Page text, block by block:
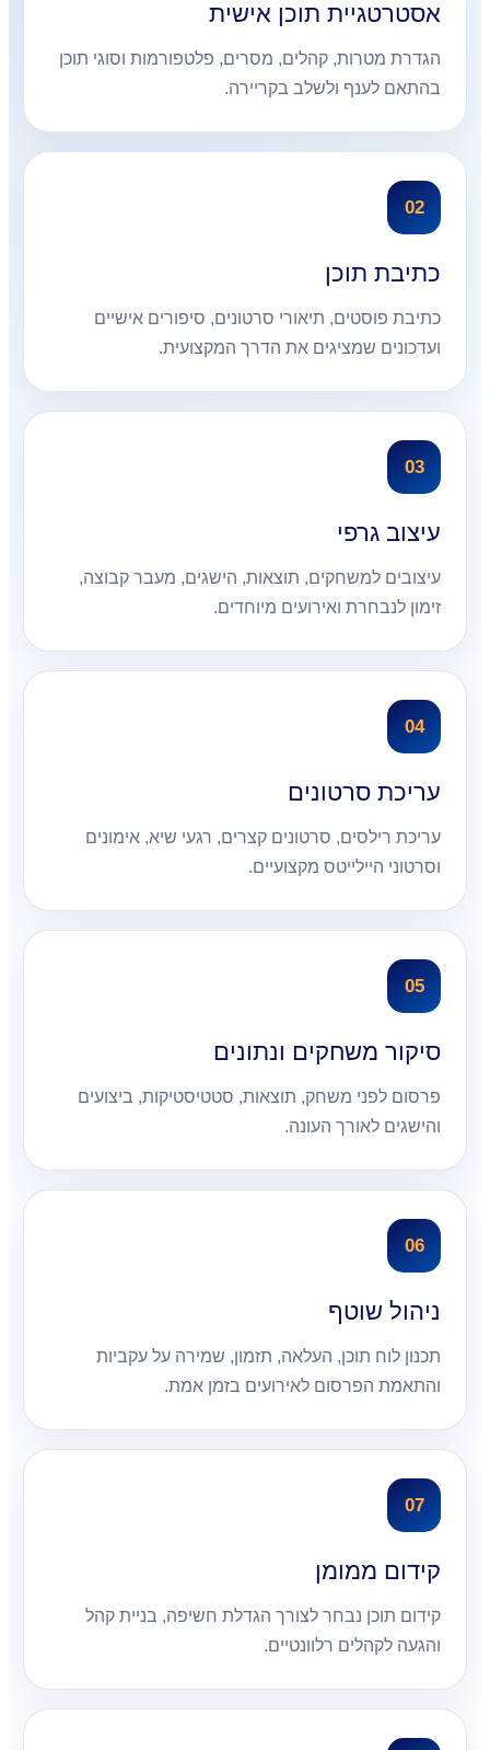
אסטרטגיית תוכן אישית
הגדרת מטרות, קהלים, מסרים, פלטפורמות וסוגי תוכן
בהתאם לענף ולשלב בקריירה.
02
כתיבת תוכן
כתיבת פוסטים, תיאורי סרטונים, סיפורים אישיים
ועדכונים שמציגים את הדרך המקצועית.
03
עיצוב גרפי
עיצובים למשחקים, תוצאות, הישגים, מעבר קבוצה,
זימון לנבחרת ואירועים מיוחדים.
04
עריכת סרטונים
עריכת רילסים, סרטונים קצרים, רגעי שיא, אימונים
וסרטוני היילייטס מקצועיים.
05
סיקור משחקים ונתונים
פרסום לפני משחק, תוצאות, סטטיסטיקות, ביצועים
והישגים לאורך העונה.
06
ניהול שוטף
תכנון לוח תוכן, העלאה, תזמון, שמירה על עקביות
והתאמת הפרסום לאירועים בזמן אמת.
07
קידום ממומן
קידום תוכן נבחר לצורך הגדלת חשיפה, בניית קהל
והגעה לקהלים רלוונטיים.